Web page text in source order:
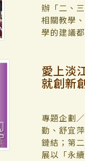
中》、《
之介，想
去證明，
想法。「
辦「二、
相關教學
學的建議
關問題。
護收費一
的「即時
題，擬將
道狹窄。
生重機的
資訊長石
愛上淡
就創新
專題企劃／淡江時報 影音製作／賽博頻道 資料提供／商管學院 資料整理／陳子涵、蔡怡惠、楊成勤、舒宜萍 前言 本校商管學院有四大特色，首先為**產業型學院**，與各產業建立許多密切鏈結；第二為**三創型學院**，輔導學生創意、創新與創業點子；第三為**永續型學院**，課程發展以「永續」為導向；最後是**國際化學院**，延續教育部「EMI雙語化學習計畫」，建構全英語的授課環境，及加強本校學生國際交流。 商管學院各系共成立11個研究中心，總顧問由信邦電子集團董事長王紹新擔任，共同推動學術研究、產學合作和企業實習，另有校級的研究中心，由運管系設立「運輸與物流研究中心」，承接多項大型政府計畫案；會計系的「策略價值管理與ESG永續發展研究中心」，在穩懋半導體董事長陳進財的大力支持下，設立「穩懋當代會計學者及穩懋當代會計論文獎」，致力於推動會計領域研究。 人才培育方面，商管學院的課程設計多元，其中成立STEAM跨域學分學程，期望學生學習新的商業知識，例如智慧金融與AI稽核。透過不同課程活動，培養學生成為一個具備多項能力的全方位管理人才，熟悉人力資源管理與領導概念，具備市場的感知力與機敏度，輔導學生建立品牌以及教導他們如何行銷和降低成本，提高品質及增加生產力。112學年度商管學院學生參與國科會大專生專題研究案通過名單，全校72件，商管學院學生獲得25件，成績斐然。 另外，培養學生使用AI工具，提升工作效率及處理繁瑣和重複性的工作，讓時間花在更有價值或決策層面的事務，也希望學生能夠更清楚財務、會計、理財知識，以增加被動收入，在未來達到財務自由的目標。 商管學院著重於永續的理念與實務培育，各研究中心負責推動以永續發展為目標的課程，例如經濟系「經探號」每年遠赴柬埔寨進行國際志工服務；管科系與新北市三芝區農會合作推動USR計畫等。 校友徐航健捐款超過2.4億 助興建守謙國際會議中心 設立有蓮獎學金 管理科學學系校友徐航健於2013年5月以其父親徐守謙之名，捐贈1億2千萬元，資助本校興建「守謙國際會議中心」，2020年8月續以其母親為名，再捐款1億2千萬元成立「有蓮獎學金」，自110學年度起補助一般生學士、碩士、博士班新生及境外生碩士、博士班新生共70名，每名20萬元入學獎學金，另學士班補助150名，發給各2萬元獎學金。每年捐款2000萬元連續6年，嘉惠淡江新生。其個人捐資助淡江學子達2億4千萬元。 徐航健校友過去長期捐贈母校超過上百萬元，他表示：「希望藉由捐助，拋磚引玉讓淡江的眾多校友共襄盛舉，為學弟妹打